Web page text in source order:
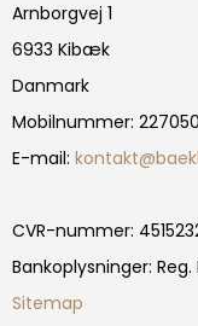
Arnborgvej 1
6933 Kibæk
Danmark
Mobilnummer:
E-mail:
CVR-nummer:
Bankoplysninger:
Sitemap